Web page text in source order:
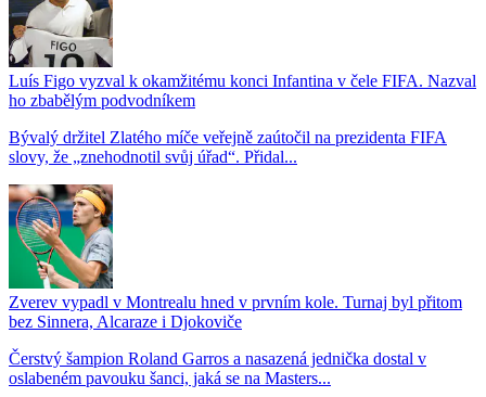
Luís Figo vyzval k okamžitému konci Infantina v čele FIFA. Nazval
ho zbabělým podvodníkem
Bývalý držitel Zlatého míče veřejně zaútočil na prezidenta FIFA
slovy, že „znehodnotil svůj úřad“. Přidal...
Zverev vypadl v Montrealu hned v prvním kole. Turnaj byl přitom
bez Sinnera, Alcaraze i Djokoviče
Čerstvý šampion Roland Garros a nasazená jednička dostal v
oslabeném pavouku šanci, jaká se na Masters...